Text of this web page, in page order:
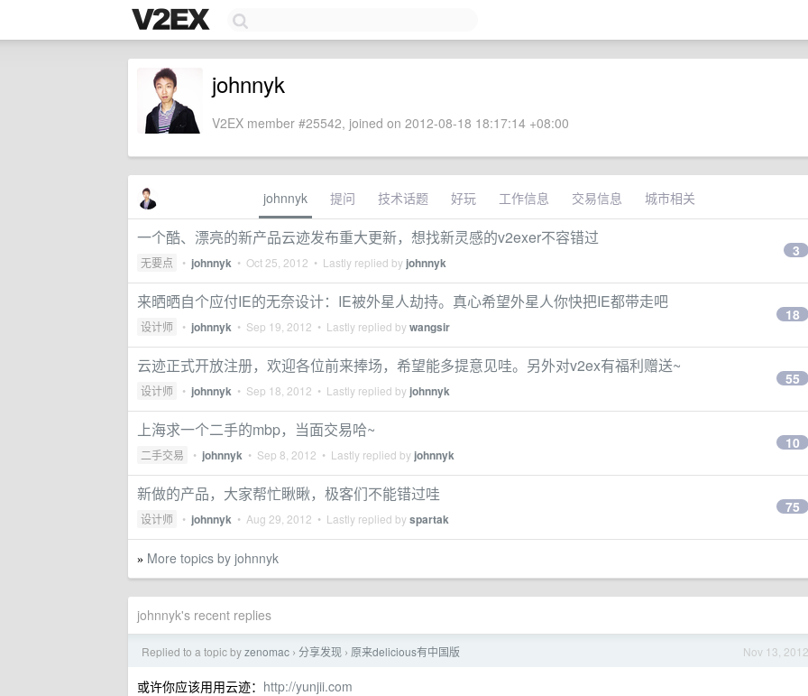
johnnyk
V2EX member #25542, joined on 2012-08-18 18:17:14 +08:00
johnnyk 提问 技术话题 好玩 工作信息 交易信息 城市相关
一个酷、漂亮的新产品云迹发布重大更新，想找新灵感的v2exer不容错过
无要点 • johnnyk • Oct 25, 2012 • Lastly replied by johnnyk
3
来晒晒自个应付IE的无奈设计：IE被外星人劫持。真心希望外星人你快把IE都带走吧
设计师 • johnnyk • Sep 19, 2012 • Lastly replied bywangsir
18
云迹正式开放注册，欢迎各位前来捧场，希望能多提意见哇。另外对v2ex有福利赠送~
设计师 • johnnyk • Sep 18, 2012 • Lastly replied by johnnyk
55
上海求一个二手的mbp，当面交易哈~
二手交易 • johnnyk • Sep 8, 2012 • Lastly replied by johnnyk
10
新做的产品，大家帮忙瞅瞅，极客们不能错过哇
设计师 • johnnyk • Aug 29, 2012 • Lastly replied byspartak
75
» More topics by johnnyk
johnnyk's recent replies
Nov 13, 2012
Replied to a topic byzenomac › 分享发现 › 原来delicious有中国版
或许你应该用用云迹： http://yunjii.com